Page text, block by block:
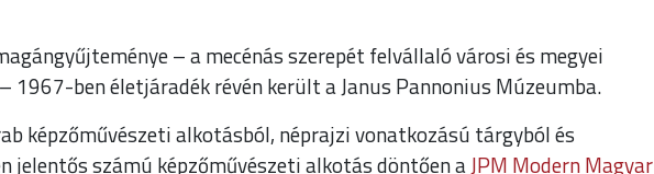
– a mecénás szerepét felvállaló városi és megyei
1967-ben életjáradék révén került a Janus Pannonius Múzeumba.
képzőművészeti alkotásból, néprajzi vonatkozású tárgyból és
jelentős számú képzőművészeti alkotás döntően aJPM Modern Magyar